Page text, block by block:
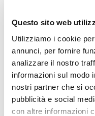
Questo sito web
Utilizziamo i cookie
annunci, per fornire
analizzare il nostro
informazioni sul modo
nostri partner che si
pubblicità e social
con altre informazioni
PONTICELLI: DODICENNE
Leggi l'articolo